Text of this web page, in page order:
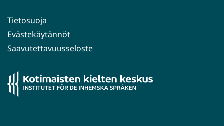
Tietosuoja
Evästekäytännöt
Saavutettavuusseloste